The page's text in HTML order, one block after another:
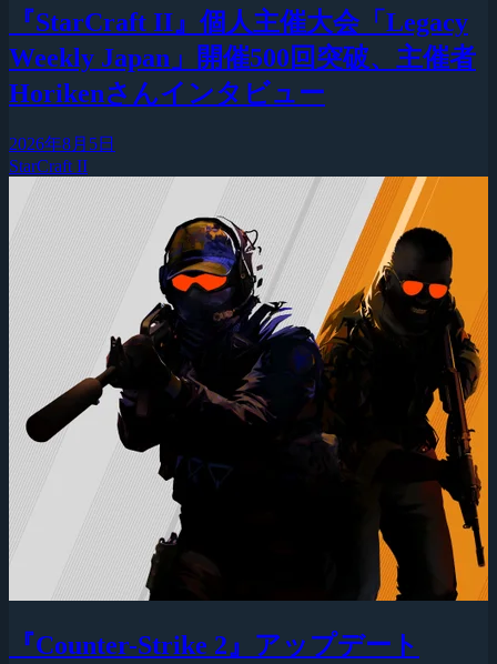
『StarCraft II』個人主催大会「Legacy
Weekly Japan」開催500回突破、主催者
Horikenさんインタビュー
2026年8月5日
StarCraft II
『Counter-Strike 2』アップデート